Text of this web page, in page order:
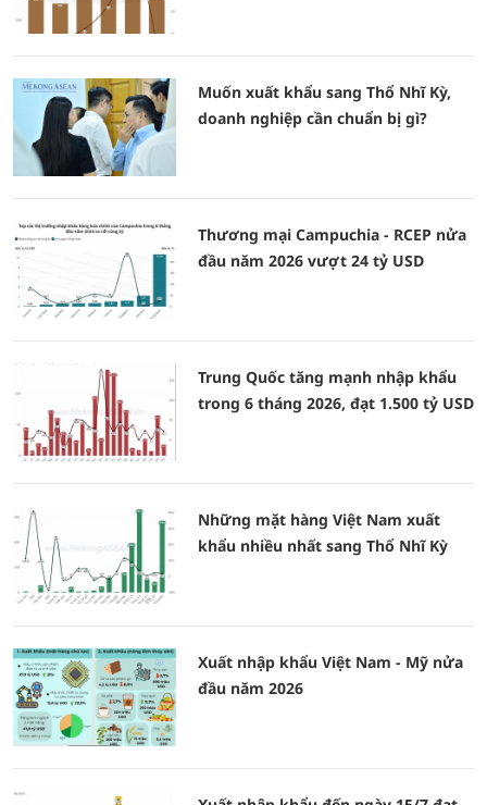
Muốn xuất khẩu sang Thổ Nhĩ Kỳ,
doanh nghiệp cần chuẩn bị gì?
Thương mại Campuchia - RCEP nửa
đầu năm 2026 vượt 24 tỷ USD
Trung Quốc tăng mạnh nhập khẩu
trong 6 tháng 2026, đạt 1.500 tỷ USD
Những mặt hàng Việt Nam xuất
khẩu nhiều nhất sang Thổ Nhĩ Kỳ
Xuất nhập khẩu Việt Nam - Mỹ nửa
đầu năm 2026